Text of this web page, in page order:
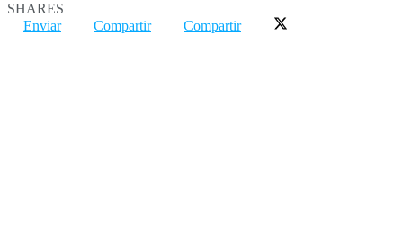
SHARES
Enviar
Compartir Compartir